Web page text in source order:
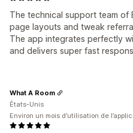
The technical support team of
page layouts and tweak
The app integrates perfectly
and delivers super fast
What A Room
États-Unis
Environ un mois d’utilisation de